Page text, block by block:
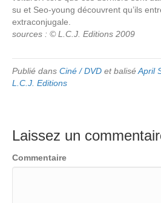
su et Seo-young découvrent qu’ils
extraconjugale.
sources : © L.C.J. Editions 2009
Publié dans Ciné / DVD et baliséApril
L.C.J. Editions
Laissez un
Commentaire